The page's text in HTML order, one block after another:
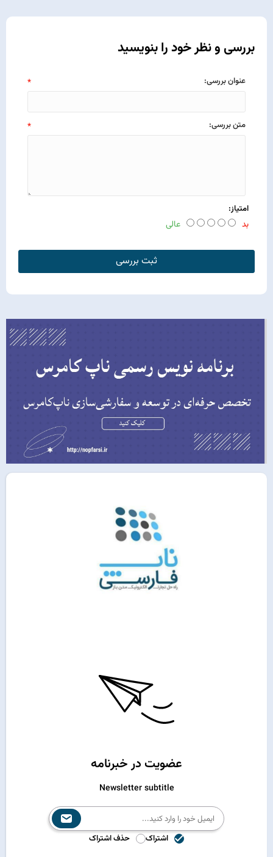
بررسی و نظر خود را بنویسید
عنوان بررسی: *
متن بررسی: *
امتیاز:
بد عالی
ثبت بررسی
عضویت در خبرنامه
Newsletter subtitle
اشتراک حذف اشتراک